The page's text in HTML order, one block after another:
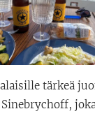
tärkeä